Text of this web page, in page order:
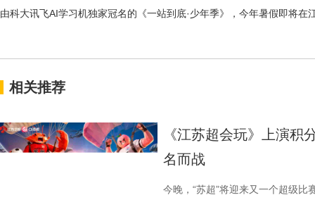
由科大讯飞AI学习机独家冠名的《一站到底·少年季》，今年暑假即将在
相关推荐
《江苏超会玩》上演积
名而战
今晚，“苏超”将迎来又一个超级比